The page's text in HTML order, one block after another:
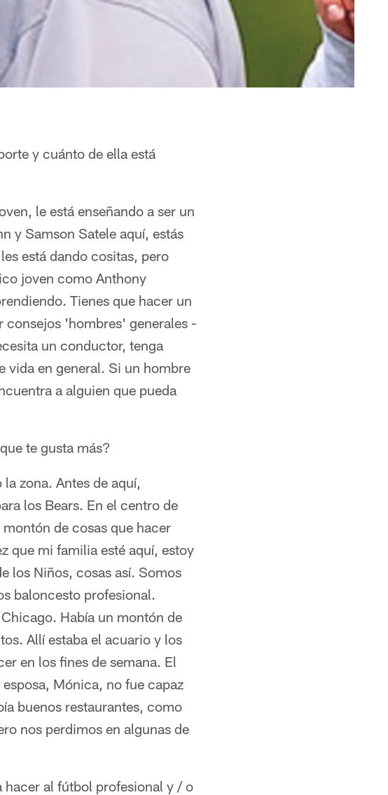
y cuánto de ella está
le está enseñando a ser un
y Samson Satele aquí, estás
está dando cositas, pero
joven como Anthony
Tienes que hacer un
consejos 'hombres' generales -
un conductor, tenga
vida en general. Si un hombre
a alguien que pueda
te gusta más?
zona. Antes de aquí,
los Bears. En el centro de
de cosas que hacer
que mi familia esté aquí, estoy
los Niños, cosas así. Somos
baloncesto profesional.
Había un montón de
Allí estaba el acuario y los
en los fines de semana. El
Mónica, no fue capaz
buenos restaurantes, como
nos perdimos en algunas de
hacer al fútbol profesional y / o